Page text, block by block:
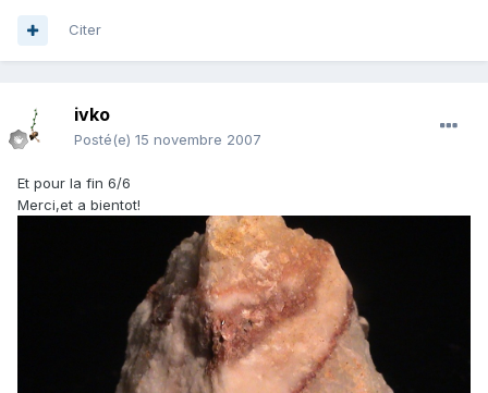
Citer
ivko
Posté(e) 15 novembre 2007
Et pour la fin 6/6
Merci,et a bientot!